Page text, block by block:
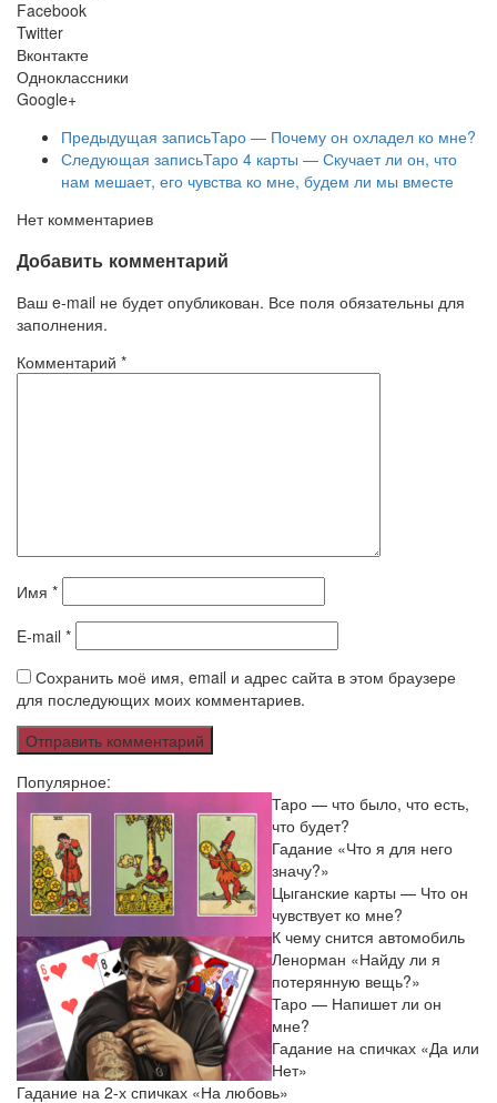
Facebook
Twitter
Вконтакте
Одноклассники
Google+
Предыдущая записьТаро — Почему он охладел ко мне?
Следующая записьТаро 4 карты — Скучает ли он, что
нам мешает, его чувства ко мне, будем ли мы вместе
Нет комментариев
Добавить комментарий
Ваш e-mail не будет опубликован. Все поля обязательны для
заполнения.
Комментарий *
Имя *
E-mail *
Сохранить моё имя, email и адрес сайта в этом браузере
для последующих моих комментариев.
Популярное:
Таро — что было, что есть,
что будет?
Гадание «Что я для него
значу?»
Цыганские карты — Что он
чувствует ко мне?
К чему снится автомобиль
Ленорман «Найду ли я
потерянную вещь?»
Таро — Напишет ли он
мне?
Гадание на спичках «Да или
Нет»
Гадание на 2-х спичках «На любовь»